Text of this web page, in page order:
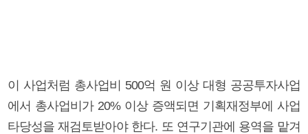
이 사업처럼 총사업비 500억 원 이상 대형 공공투자사업
에서 총사업비가 20% 이상 증액되면 기획재정부에 사업
타당성을 재검토받아야 한다. 또 연구기관에 용역을 맡겨